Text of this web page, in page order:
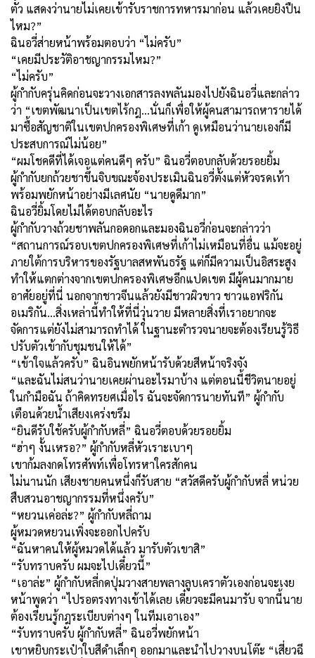
ตัว แสดงว่านายไม่เคยเข้ารับราชการทหารมาก่อน แล้วเคยยิงปืน
ไหม?”
ฉินอวี่ส่ายหน้าพร้อมตอบว่า “ไม่ครับ”
“เคยมีประวัติอาชญากรรมไหม?”
“ไม่ครับ”
ผู้กำกับครุ่นคิดก่อนจะวางเอกสารลงพลันมองไปยังฉินอวี่และกล่าว
ว่า “เขตพัฒนาเป็นเขตไร้กฎ…นั่นก็เพื่อให้ผู้คนสามารถหารายได้
มาซื้อสัญชาติในเขตปกครองพิเศษที่เก้า ดูเหมือนว่านายเองก็มี
ประสบการณ์ไม่น้อย”
“ผมโชคดีที่ได้เจอแต่คนดีๆ ครับ” ฉินอวี่ตอบกลับด้วยรอยยิ้ม
ผู้กำกับยกถ้วยชาขึ้นจิบขณะจ้องประเมินฉินอวี่ตั้งแต่หัวจรดเท้า
พร้อมพยักหน้าอย่างมีเลศนัย “นายดูดีมาก”
ฉินอวี่ยิ้มโดยไม่ได้ตอบกลับอะไร
ผู้กำกับวางถ้วยชาพลันกอดอกและมองฉินอวี่ก่อนจะกล่าวว่า
“สถานการณ์รอบเขตปกครองพิเศษที่เก้าไม่เหมือนที่อื่น แม้จะอยู่
ภายใต้การบริหารของรัฐบาลสหพันธรัฐ แต่ก็มีความเป็นอิสระสูง
ทำให้แตกต่างจากเขตปกครองพิเศษอีกแปดเขต มีผู้คนมากมาย
อาศัยอยู่ที่นี่ นอกจากชาวจีนแล้วยังมีชาวผิวขาว ชาวแอฟริกัน
อเมริกัน...สิ่งเหล่านี้ทำให้ที่นี่วุ่นวาย มีหลายสิ่งที่เราอยากจะ
จัดการแต่ยังไม่สามารถทำได้ ในฐานะตำรวจนายจะต้องเรียนรู้วิธี
ปรับตัวเข้ากับชุมชนให้ได้”
“เข้าใจแล้วครับ” ฉินอินพยักหน้ารับด้วยสีหน้าจริงจัง
“และฉันไม่สนว่านายเคยผ่านอะไรมาบ้าง แต่ตอนนี้ชีวิตนายอยู่
ในกำมือฉัน ถ้าคิดทรยศเมื่อไร ฉันจะจัดการนายทันที” ผู้กำกับ
เตือนด้วยน้ำเสียงเคร่งขรึม
“ยินดีรับใช้ครับผู้กำกับหลี่” ฉินอวี่ตอบด้วยรอยยิ้ม
“ฮ่าๆ งั้นเหรอ?” ผู้กำกับหลี่หัวเราะเบาๆ
เขาก้มลงกดโทรศัพท์เพื่อโทรหาใครสักคน
ไม่นานนัก เสียงชายคนหนึ่งก็รับสาย “สวัสดีครับผู้กำกับหลี่ หน่วย
สืบสวนอาชญากรรมที่หนึ่งครับ”
“หยวนเค่อล่ะ?” ผู้กำกับหลี่ถาม
ผู้หมวดหยวนเพิ่งจะออกไปครับ
“ฉันหาคนให้ผู้หมวดได้แล้ว มารับตัวเขาสิ”
“รับทราบครับ ผมจะไปเดี๋ยวนี้”
“เอาล่ะ” ผู้กำกับหลี่กดปุ่มวางสายพลางลูบเคราตัวเองก่อนจะเงย
หน้าพูดว่า “ไปรอตรงทางเข้าได้เลย เดี๋ยวจะมีคนมารับ จากนี้นาย
ต้องเรียนรู้กฎระเบียบต่างๆ ในทีมเอาเอง”
“รับทราบครับ ผู้กำกับหลี่” ฉินอวี่พยักหน้า
เขาหยิบกระเป๋าใบสีดำเล็กๆ ออกมาและนำไปวางบนโต๊ะ “เสี่ยวฉี